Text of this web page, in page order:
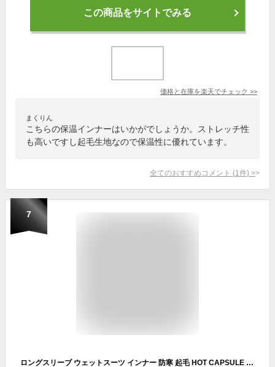
この商品をサイトでみる
価格と在庫を楽天でチェック >>
まくりん
こちらの保温インナーはいかがでしょうか。ストレッチ性
も高いですし起毛生地なので保温性に優れています。
全てのおすすめコメント (1 件) >
7
ロングスリーブ ウェットスーツ インナー 防寒 起毛 HOT CAPSULE ホットカプセル P2ヒートロン メンズ サーフィン ダイビング ラッシュガード 冬 保温 グッズ ウィンターアイテム